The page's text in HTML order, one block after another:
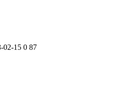
02-15 0 87